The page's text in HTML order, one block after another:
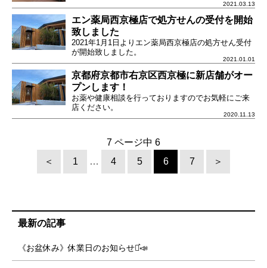
2021.03.13
2021.01.01
エン薬局西京極店で処方せんの受付を開始
致しました
2021年1月1日よりエン薬局西京極店の処方せん受付
が開始致しました。
2020.11.13
京都府京都市右京区西京極に新店舗がオー
プンします！
お薬や健康相談を行っておりますのでお気軽にご来
店ください。
7 ページ中 6
＜
1 … 4 5 6 7 ＞
最新の記事
《お盆休み》休業日のお知らせ⋆͛📣